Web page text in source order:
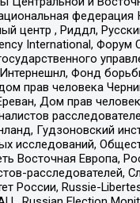
центр , Риддл,
International,
Фонд
прав человека
Дом прав
Гудзоновский
исследований,
Восточная Европа,
расследователей,
России, Russie-